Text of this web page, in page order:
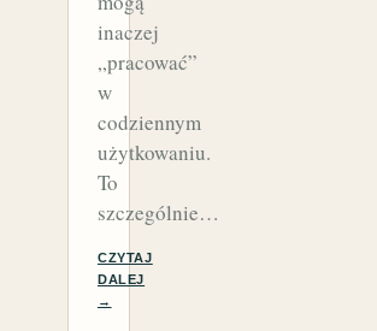
inaczej
„pracować”
w
codziennym
użytkowaniu.
To
szczególnie…
CZYTAJ
DALEJ
→